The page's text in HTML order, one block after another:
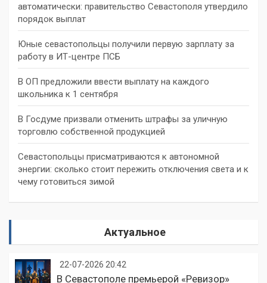
автоматически: правительство Севастополя утвердило
порядок выплат
Юные севастопольцы получили первую зарплату за
работу в ИТ-центре ПСБ
В ОП предложили ввести выплату на каждого
школьника к 1 сентября
В Госдуме призвали отменить штрафы за уличную
торговлю собственной продукцией
Севастопольцы присматриваются к автономной
энергии: сколько стоит пережить отключения света и к
чему готовиться зимой
Актуальное
22-07-2026 20:42
В Севастополе премьерой «Ревизор»